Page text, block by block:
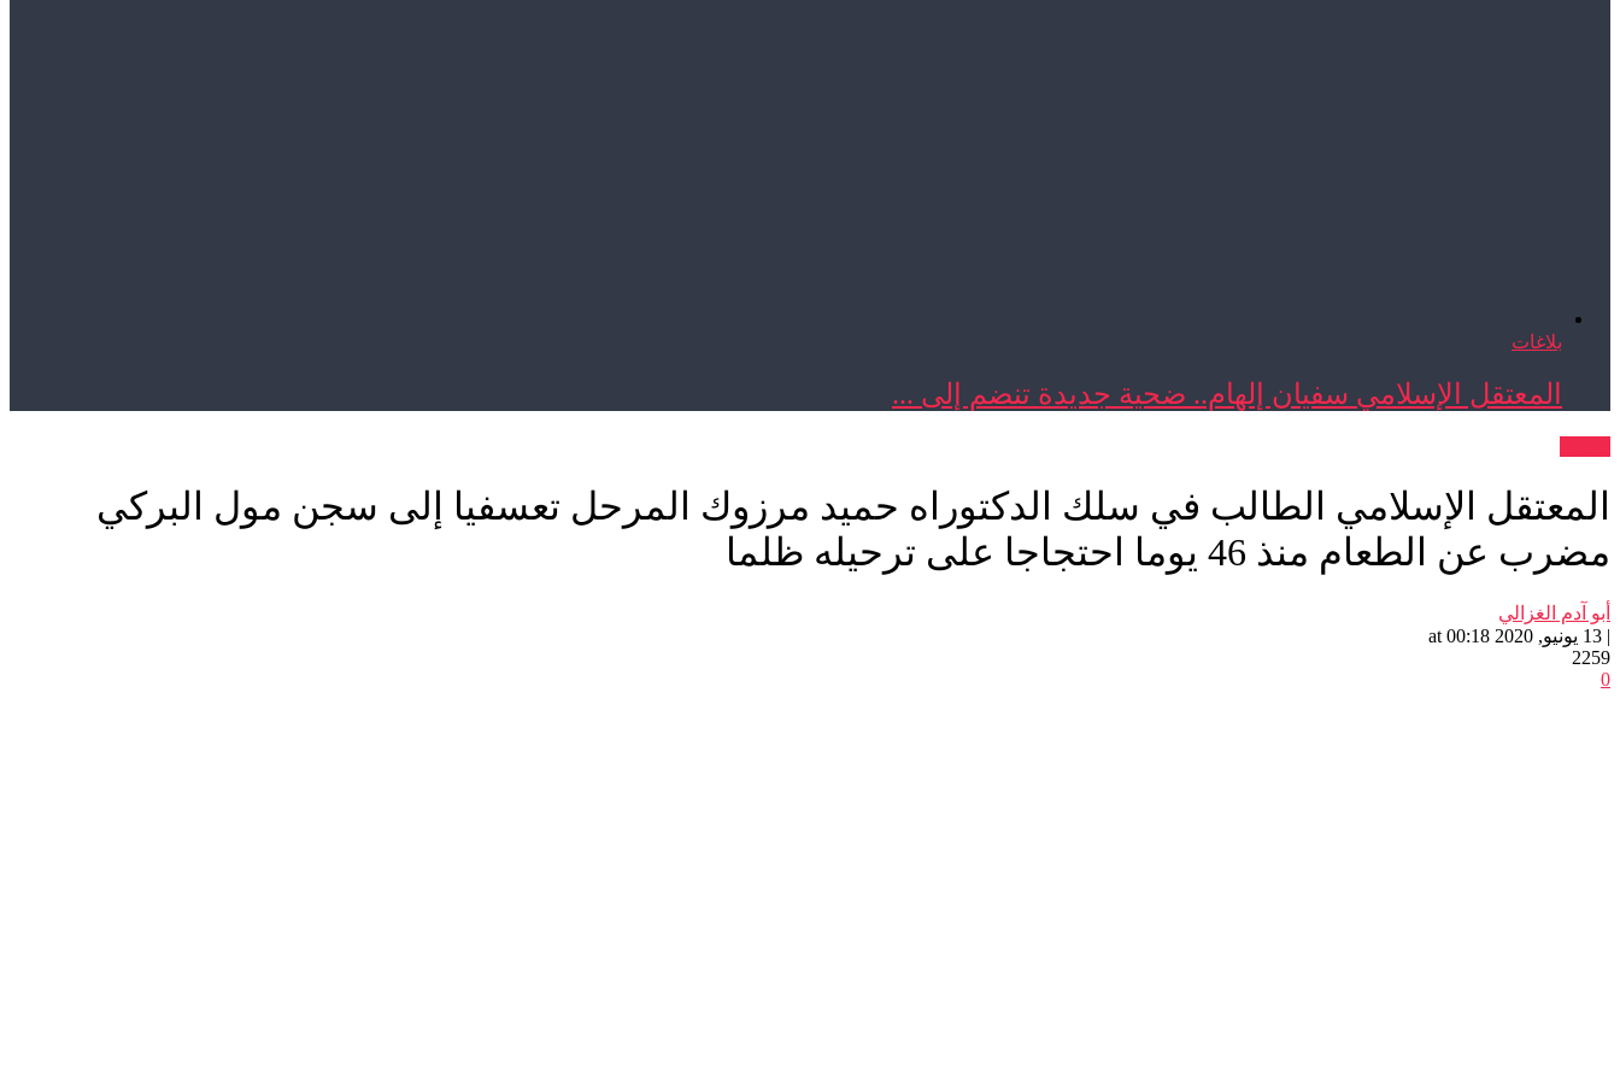
بلاغات
المعتقل الإسلامي سفيان إلهام.. ضحية جديدة تنضم إلى ...
المعتقل الإسلامي الطالب في سلك الدكتوراه حميد مرزوك المرحل تعسفيا إلى سجن مول البركي
مضرب عن الطعام منذ 46 يوما احتجاجا على ترحيله ظلما
أبو آدم الغزالي
| 13 يونيو, 2020 at 00:18
2259
0